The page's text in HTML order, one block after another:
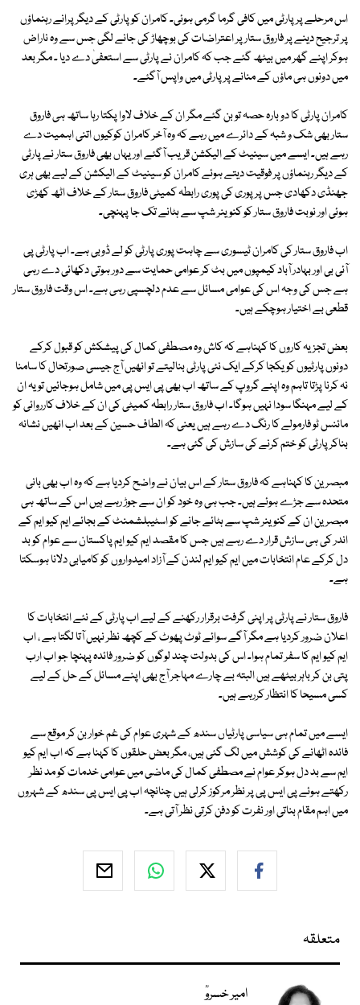
اس مرحلے پر پارٹی میں کافی گرما گرمی ہوئی۔ کامران کو پارٹی کے دیگر پرانے رہنماؤں
پر ترجیح دینے پر فاروق ستار پر اعتراضات کی بوچھاڑ کی جانے لگی جس سے وہ ناراض
ہوکر اپنے گھر میں بیٹھ گئے جب کہ کامران نے پارٹی سے استعفیٰ دے دیا ۔ مگر بعد
میں دونوں ہی ماؤں کے منانے پر پارٹی میں واپس آگئے۔
کامران پارٹی کا دو بارہ حصہ تو بن گئے مگر ان کے خلاف لاوا پکتا رہا ساتھ ہی فاروق
ستار بھی شک و شبہ کے دائرے میں رہے کہ وہ آخر کامران کوکیوں اتنی اہمیت دے
رہے ہیں۔ ایسے میں سینیٹ کے الیکشن قریب آگئے اور یہاں بھی فاروق ستار نے پارٹی
کے دیگر رہنماؤں پر فوقیت دیتے ہوئے کامران کو سینیٹ کے الیکشن کے لیے بھی ہری
جھنڈی دکھادی جس پر پوری کی پوری رابطہ کمیٹی فاروق ستار کے خلاف اٹھ کھڑی
ہوئی اور نوبت فاروق ستار کو کنوینر شپ سے ہٹانے تک جا پہنچی۔
اب فاروق ستار کی کامران ٹیسوری سے چاہت پوری پارٹی کو لے ڈوبی ہے۔ اب پارٹی پی
آئی بی اور بہادر آباد کیمپوں میں بٹ کر عوامی حمایت سے دور ہوتی دکھائی دے رہی
ہے جس کی وجہ اس کی عوامی مسائل سے عدم دلچسپی رہی ہے۔ اس وقت فاروق ستار
قطعی بے اختیار ہوچکے ہیں۔
بعض تجزیہ کاروں کا کہناہے کہ کاش وہ مصطفی کمال کی پیشکش کو قبول کرکے
دونوں پارٹیوں کو یکجا کرکے ایک نئی پارٹی بنالیتے تو انھیں آج جیسی صورتحال کا سامنا
نہ کرنا پڑتا تاہم وہ اپنے گروپ کے ساتھ اب بھی پی ایس پی میں شامل ہوجائیں تو یہ ان
کے لیے مہنگا سودا نہیں ہوگا۔ اب فاروق ستار رابطہ کمیٹی کی ان کے خلاف کارروائی کو
مائنس ٹو فارمولے کا رنگ دے رہے ہیں یعنی کہ الطاف حسین کے بعد اب انھیں نشانہ
بناکر پارٹی کو ختم کرنے کی سازش کی گئی ہے۔
مبصرین کا کہناہے کہ فاروق ستار کے اس بیان نے واضح کردیا ہے کہ وہ اب بھی بانی
متحدہ سے جڑے ہوئے ہیں۔ جب ہی وہ خود کو ان سے جوڑ رہے ہیں اس کے ساتھ ہی
مبصرین ان کے کنوینر شپ سے ہٹائے جانے کو اسٹیبلشمنٹ کے بجائے ایم کیو ایم کے
اندر کی ہی سازش قرار دے رہے ہیں جس کا مقصد ایم کیو ایم پاکستان سے عوام کو بد
دل کرکے عام انتخابات میں ایم کیو ایم لندن کے آزاد امیدواروں کو کامیابی دلانا ہوسکتا
ہے۔
فاروق ستار نے پارٹی پر اپنی گرفت برقرار رکھنے کے لیے اب پارٹی کے نئے انتخابات کا
اعلان ضرور کردیا ہے مگر آگے سوائے ٹوٹ پھوٹ کے کچھ نظر نہیں آتا لگتا ہے ، اب
ایم کیو ایم کا سفر تمام ہوا۔ اس کی بدولت چند لوگوں کو ضرور فائدہ پہنچا جو اب ارب
پتی بن کر باہر بیٹھے ہیں البتہ بے چارے مہاجر آج بھی اپنے مسائل کے حل کے لیے
کسی مسیحا کا انتظار کررہے ہیں۔
ایسے میں تمام ہی سیاسی پارٹیاں سندھ کے شہری عوام کی غم خوار بن کر موقع سے
فائدہ اٹھانے کی کوشش میں لگ گئی ہیں، مگر بعض حلقوں کا کہنا ہے کہ اب ایم کیو
ایم سے بد دل ہوکر عوام نے مصطفی کمال کی ماضی میں عوامی خدمات کو مد نظر
رکھتے ہوئے پی ایس پی پر نظر مرکوز کرلی ہیں چنانچہ اب پی ایس پی سندھ کے شہروں
میں اہم مقام بناتی اور نفرت کو دفن کرتی نظر آتی ہے۔
متعلقہ
امیر خسروؒ